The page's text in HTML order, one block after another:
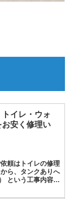
イレ・ウォ
安く修理い
頼はトイレの修理
ら、タンクありへ
という工事内容で